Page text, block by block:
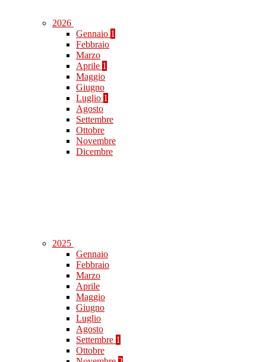
2026
Gennaio 1
Febbraio
Marzo
Aprile 1
Maggio
Giugno
Luglio 1
Agosto
Settembre
Ottobre
Novembre
Dicembre
2025
Gennaio
Febbraio
Marzo
Aprile
Maggio
Giugno
Luglio
Agosto
Settembre 1
Ottobre